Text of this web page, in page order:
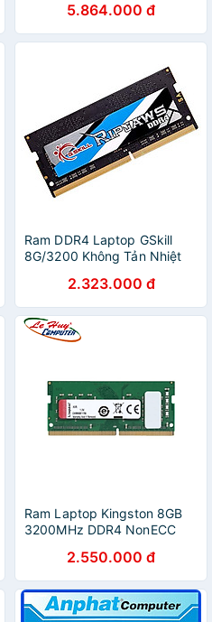
NFSO416E82-3200EA10
Hàng chính hãng
5.864.000 đ
Ram DDR4 Laptop GSkill
8G/3200 Không Tản Nhiệt
Hàng Chính Hãng
2.323.000 đ
Ram Laptop Kingston 8GB
3200MHz DDR4 NonECC
(KVR32S22S6/8) - Hàng
Chính Hãng
2.550.000 đ